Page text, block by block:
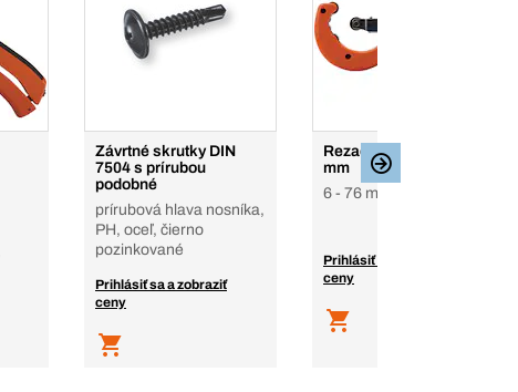
Závrtné skrutky DIN
7504 s prírubou
podobné
prírubová hlava nosníka,
PH, oceľ, čierno
pozinkované
Prihlásiť sa a zobraziť
ceny
Rezačka rúrok, 6 – 67
mm
6 - 76 mm, 1/4 - 3 "
Prihlásiť sa a zobraziť
ceny